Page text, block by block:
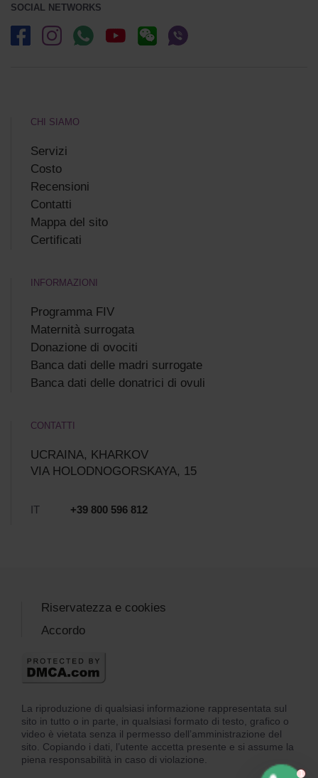
SOCIAL NETWORKS
CHI SIAMO
Servizi
Costo
Recensioni
Сontatti
Mappa del sito
Certificati
INFORMAZIONI
Programma FIV
Maternità surrogata
Donazione di ovociti
Banca dati delle madri surrogate
Banca dati delle donatrici di ovuli
CONTATTI
UCRAINA, KHARKOV
VIA HOLODNOGORSKAYA, 15
IT +39 800 596 812
La riproduzione di qualsiasi informazione rappresentata sul
sito in tutto o in parte, in qualsiasi formato di testo, grafico o
video è vietata senza il permesso dell’amministrazione del
sito. Copiando i dati, l’utente accetta presente e si assume la
piena responsabilità in caso di violazione.
Riservatezza e cookies
Accordo